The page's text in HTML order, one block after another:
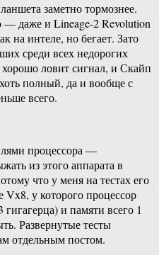
заметно тормознее.
даже и Lineage-2 Revolution
на интеле, но бегает. Зато
среди всех недорогих
ловит сигнал, и Скайп
полный, да и вообще с
всего.
процессора —
из этого аппарата в
что у меня на тестах его
Vx8, у которого процессор
и памяти всего 1
Развернутые тесты
отдельным постом.